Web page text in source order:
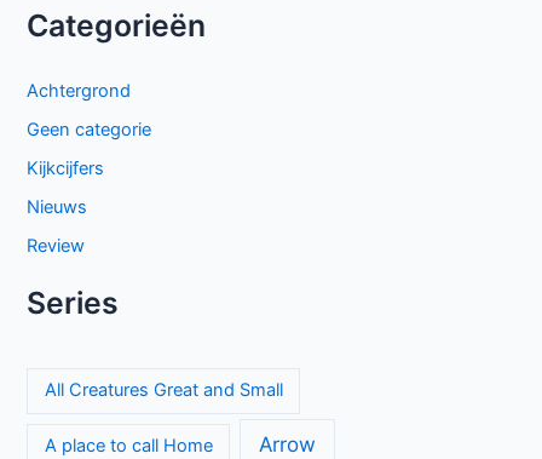
Categorieën
Achtergrond
Geen categorie
Kijkcijfers
Nieuws
Review
Series
All Creatures Great and Small
A place to call Home Arrow